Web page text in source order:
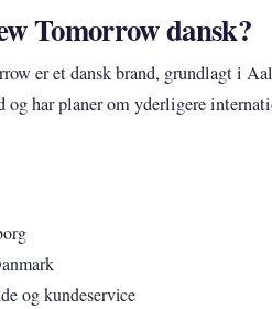
Tomorrow dansk?
er et dansk brand, grundlagt i
og har planer om yderligere
og kundeservice